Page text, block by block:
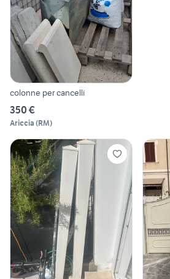
colonne per cancelli
350 €
Ariccia (RM)